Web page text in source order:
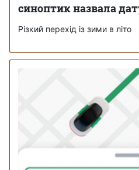
синоптик назвала
Різкий перехід із зими в літо